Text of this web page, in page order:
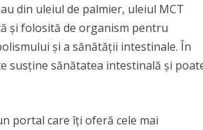
din uleiul de palmier, uleiul MCT
și folosită de organism pentru
și a sănătății intestinale. În
susține sănătatea intestinală și
portal care îți oferă cele mai